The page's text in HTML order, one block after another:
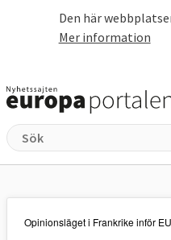
Den här
Mer information